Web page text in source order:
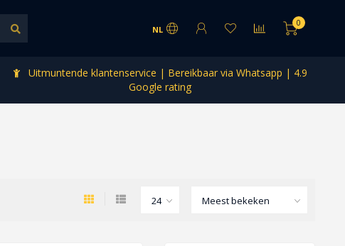
NL
0
Uitmuntende klantenservice | Bereikbaar via Whatsapp | 4.9
Google rating